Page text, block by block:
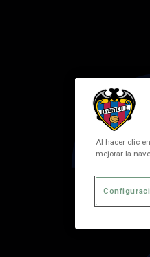
Al hacer clic
mejorar la